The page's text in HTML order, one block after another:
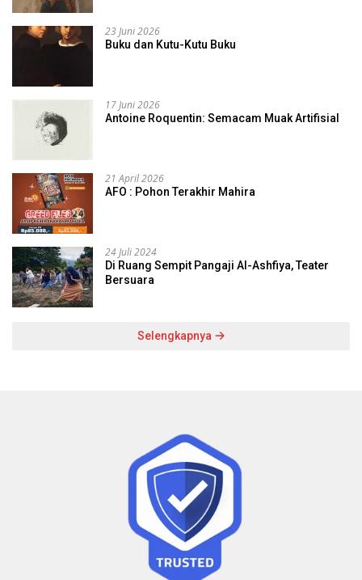
23 Juni 2026
Buku dan Kutu-Kutu Buku
17 Juni 2026
Antoine Roquentin: Semacam Muak Artifisial
21 April 2026
AFO : Pohon Terakhir Mahira
24 Juli 2024
Di Ruang Sempit Pangaji Al-Ashfiya, Teater
Bersuara
Selengkapnya